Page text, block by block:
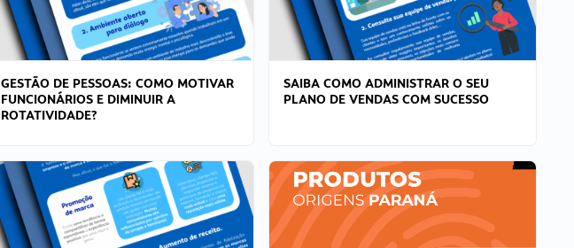
GESTÃO DE PESSOAS: COMO MOTIVAR
FUNCIONÁRIOS E DIMINUIR A
ROTATIVIDADE?
SAIBA COMO ADMINISTRAR O SEU
PLANO DE VENDAS COM SUCESSO